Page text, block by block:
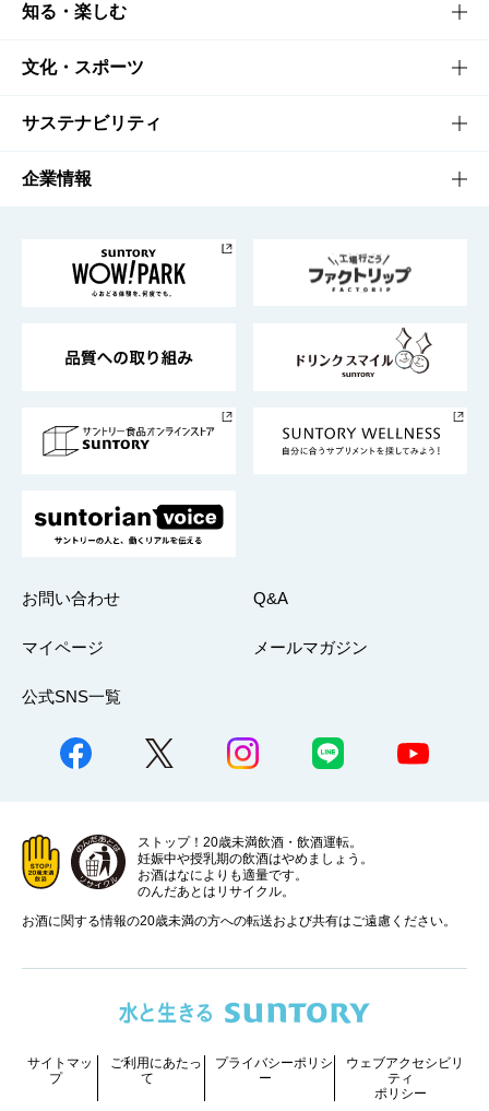
商品TOP
商品一覧
商品発売情報
栄養成分一覧
知る・楽しむ
知る・楽しむTOP
キャンペーン
工場見学
地域情報
文化・スポーツ
文化・スポーツTOP
サントリーホール
サントリーサンバーズ大阪
サステナビリティ
サステナビリティTOP
サントリーが考えるサステナビリティ経営
企業情報
企業概要
採用情報
お問い合わせ Q&A
マイページ メールマガジン
公式SNS一覧
ストップ！20歳未満飲酒・飲酒運転。
妊娠中や授乳期の飲酒はやめましょう。
お酒はなによりも適量です。
のんだあとはリサイクル。
お酒に関する情報の20歳未満の方への転送および共有はご遠慮ください。
サイトマッ
プ
ご利用にあたっ
て
プライバシーポリシ
ー
ウェブアクセシビリ
ティ
ポリシー